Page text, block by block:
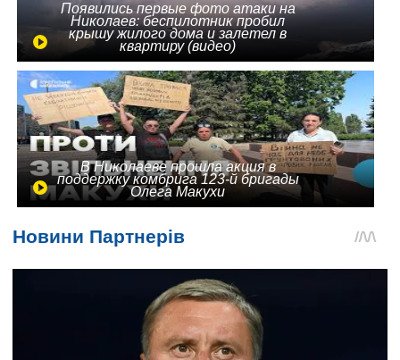
Появились первые фото атаки на
Николаев: беспилотник пробил
крышу жилого дома и залетел в
квартиру (видео)
В Николаеве прошла акция в
поддержку комбрига 123-й бригады
Олега Макухи